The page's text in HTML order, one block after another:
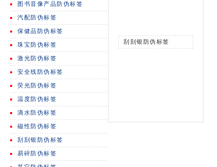
图书音像产品防伪标签
汽配防伪标签
保健品防伪标签
珠宝防伪标签
激光防伪标签
安全线防伪标签
荧光防伪标签
温度防伪标签
滴水防伪标签
磁性防伪标签
刮刮银防伪标签
易碎防伪标签
刮刮银防伪标签